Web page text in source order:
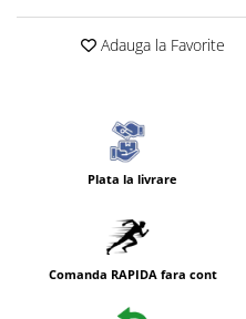
Adauga la Favorite
Plata la livrare
Comanda RAPIDA fara cont